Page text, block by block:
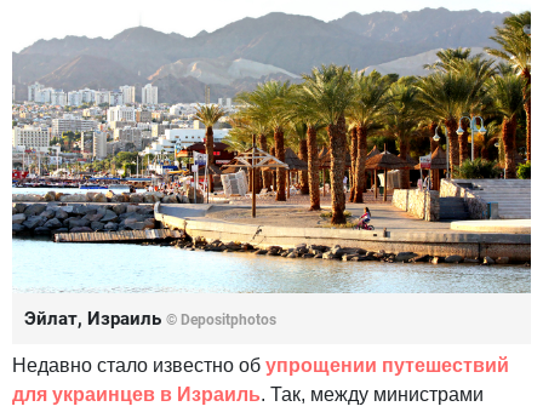
Эйлат, Израиль © Depositphotos
Недавно стало известно об упрощении путешествий
для украинцев в Израиль. Так, между министрами